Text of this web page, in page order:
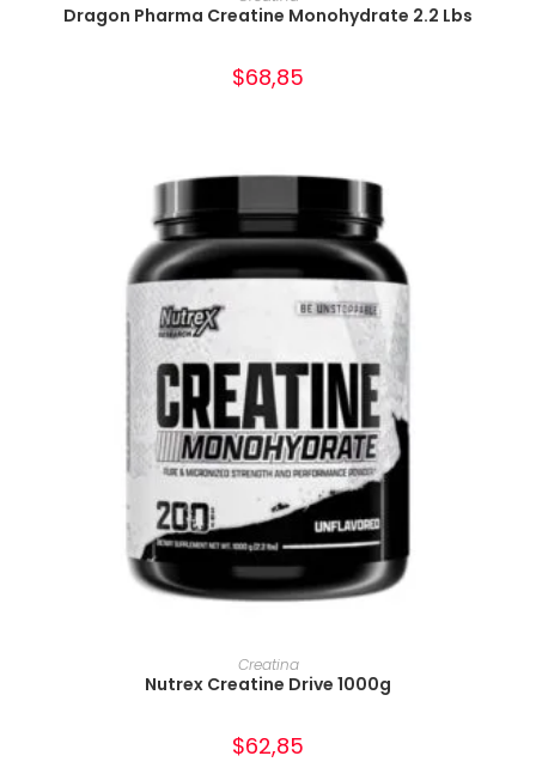
Dragon Pharma Creatine Monohydrate 2.2 Lbs
$68,85
AÑADIR AL CARRITO
Creatina
Nutrex Creatine Drive 1000g
$62,85